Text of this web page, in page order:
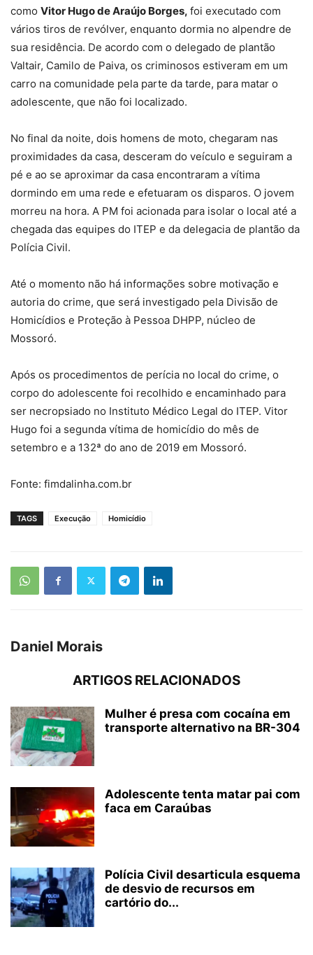
como Vitor Hugo de Araújo Borges, foi executado com
vários tiros de revólver, enquanto dormia no alpendre de
sua residência. De acordo com o delegado de plantão
Valtair, Camilo de Paiva, os criminosos estiveram em um
carro na comunidade pela parte da tarde, para matar o
adolescente, que não foi localizado.
No final da noite, dois homens de moto, chegaram nas
proximidades da casa, desceram do veículo e seguiram a
pé e ao se aproximar da casa encontraram a vítima
dormindo em uma rede e efetuaram os disparos. O jovem
morreu na hora. A PM foi acionada para isolar o local até a
chegada das equipes do ITEP e da delegacia de plantão da
Polícia Civil.
Até o momento não há informações sobre motivação e
autoria do crime, que será investigado pela Divisão de
Homicídios e Proteção à Pessoa DHPP, núcleo de
Mossoró.
Após os procedimentos de perícia no local do crime, o
corpo do adolescente foi recolhido e encaminhado para
ser necropsiado no Instituto Médico Legal do ITEP. Vitor
Hugo foi a segunda vítima de homicídio do mês de
setembro e a 132ª do ano de 2019 em Mossoró.
Fonte: fimdalinha.com.br
TAGS Execução Homicídio
Daniel Morais
ARTIGOS RELACIONADOS
Mulher é presa com cocaína em
transporte alternativo na BR-304
Adolescente tenta matar pai com
faca em Caraúbas
Polícia Civil desarticula esquema
de desvio de recursos em
cartório do...